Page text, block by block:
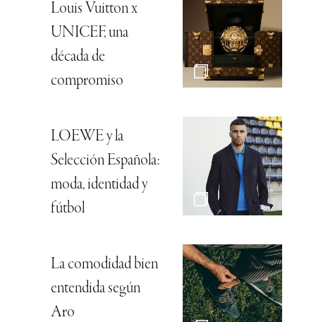
Louis Vuitton x
UNICEF, una
década de
compromiso
LOEWE y la
Selección Española:
moda, identidad y
fútbol
La comodidad bien
entendida según
Aro